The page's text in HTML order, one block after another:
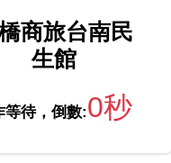
商旅台南民
生館
等待，倒數:0秒